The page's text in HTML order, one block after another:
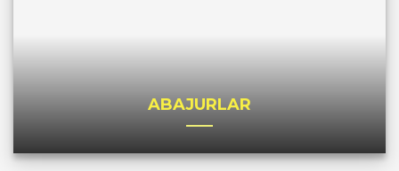
ABAJURLAR